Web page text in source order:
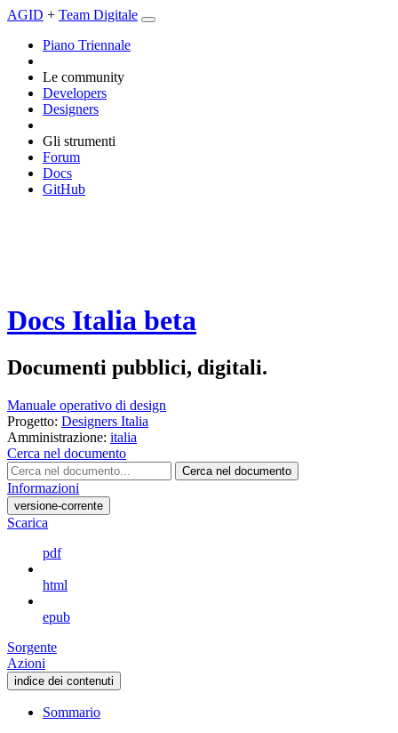
AGID + Team Digitale
Piano Triennale
Le community
Developers
Designers
Gli strumenti
Forum
Docs
GitHub
Docs Italia beta
Documenti pubblici, digitali.
Manuale operativo di design
Progetto: Designers Italia
Amministrazione: italia
Cerca nel documento
Cerca nel documento
Informazioni
versione-corrente
Scarica
pdf
html
epub
Sorgente
Azioni
indice dei contenuti
Sommario